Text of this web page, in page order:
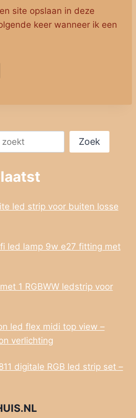
site opslaan in deze
keer wanneer ik een
Zoek
led strip voor buiten losse
led lamp 9w e27 fitting met
1 RGBWW ledstrip voor
led flex midi top view –
verlichting
digitale RGB led strip set –